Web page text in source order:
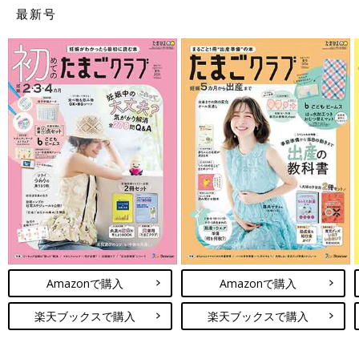
最新号
Amazonで購入
楽天ブックスで購入
Amazonで購入
楽天ブックスで購入